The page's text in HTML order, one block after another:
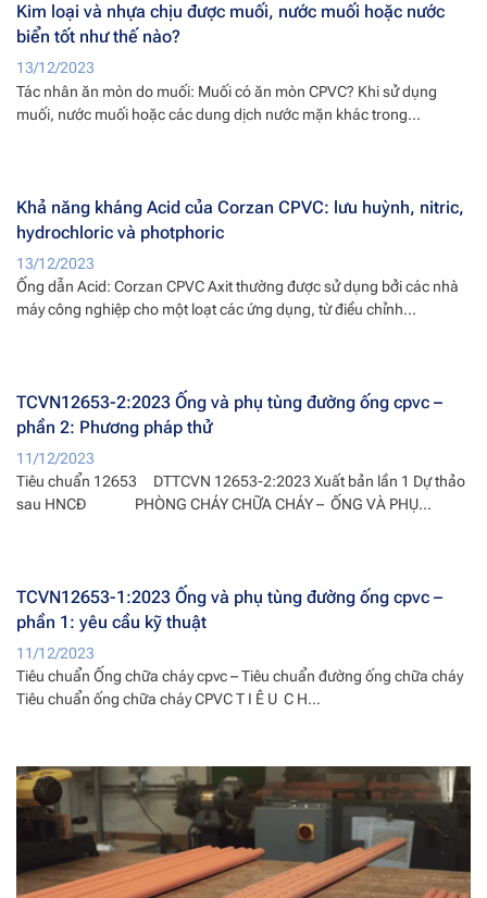
Kim loại và nhựa chịu được muối, nước muối hoặc nước
biển tốt như thế nào?
13/12/2023
Tác nhân ăn mòn do muối: Muối có ăn mòn CPVC? Khi sử dụng
muối, nước muối hoặc các dung dịch nước mặn khác trong...
Khả năng kháng Acid của Corzan CPVC: lưu huỳnh, nitric,
hydrochloric và photphoric
13/12/2023
Ống dẫn Acid: Corzan CPVC Axit thường được sử dụng bởi các nhà
máy công nghiệp cho một loạt các ứng dụng, từ điều chỉnh...
TCVN12653-2:2023 Ống và phụ tùng đường ống cpvc –
phần 2: Phương pháp thử
11/12/2023
Tiêu chuẩn 12653 DTTCVN 12653-2:2023 Xuất bản lần 1 Dự thảo
sau HNCĐ PHÒNG CHÁY CHỮA CHÁY – ỐNG VÀ PHỤ...
TCVN12653-1:2023 Ống và phụ tùng đường ống cpvc –
phần 1: yêu cầu kỹ thuật
11/12/2023
Tiêu chuẩn Ống chữa cháy cpvc – Tiêu chuẩn đường ống chữa cháy
Tiêu chuẩn ống chữa cháy CPVC T I Ê U C H...